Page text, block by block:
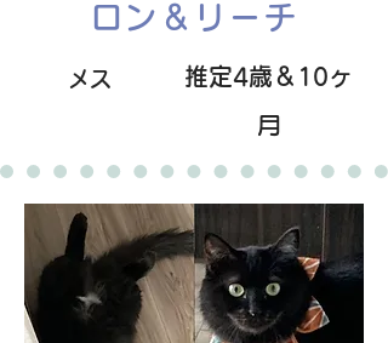
ロン＆リーチ
メス
推定4歳＆10ヶ
月